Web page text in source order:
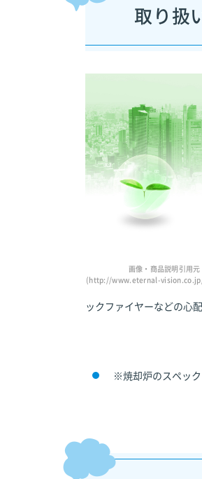
取り扱
画像・商品説明引用
(http://www.eternal-
ックファイヤーなどの心
※焼却炉のスペック